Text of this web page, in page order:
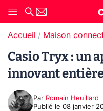
Accueil Maison
Casio Tryx : un
innovant
Par Romain Heuillard
Publié le 08 janvier